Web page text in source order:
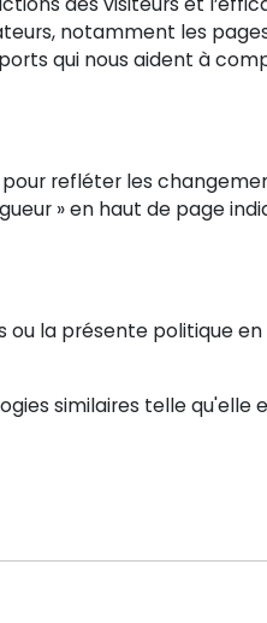
notamment les
qui nous aident à
refléter les
» en haut de page
la présente politique
similaires telle qu'elle